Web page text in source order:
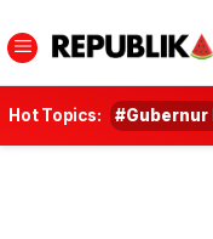
Hot Topics: #Gubernur